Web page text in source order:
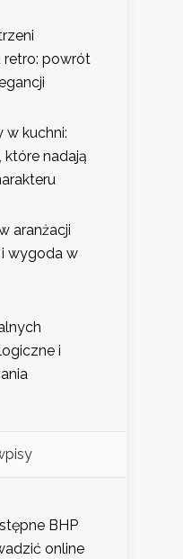
retro: powrót
w kuchni:
które nadają
aranżacji
wygoda w
i
BHP
online